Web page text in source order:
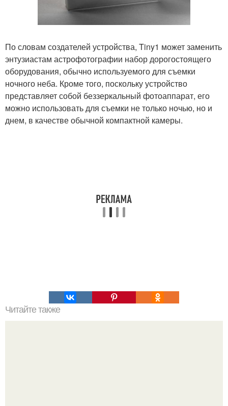
По словам создателей устройства, Tiny1 может заменить
энтузиастам астрофотографии набор дорогостоящего
оборудования, обычно используемого для съемки
ночного неба. Кроме того, поскольку устройство
представляет собой беззеркальный фотоаппарат, его
можно использовать для съемки не только ночью, но и
днем, в качестве обычной компактной камеры.
Читайте также